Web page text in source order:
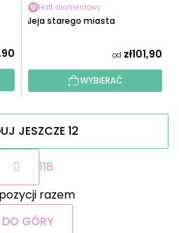
Haft diamentowy
Aleja starego miasta
od zł101,90
WYBIERAĆ
K
o
n
JESZCZE 12
P
g
i
n
a
118
pozycji razem
DO GÓRY